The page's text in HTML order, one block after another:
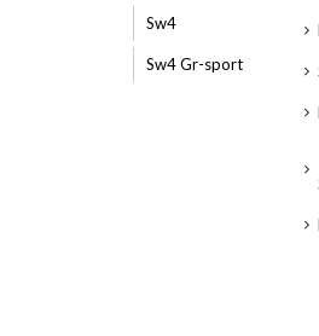
Sw4
Sw4 Gr-sport